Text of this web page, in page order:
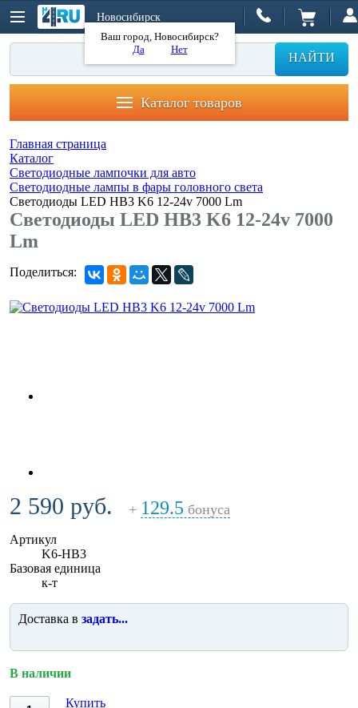
Новосибирск
Ваш город, Новосибирск?
Да
Нет
НАЙТИ
Каталог товаров
Главная страница
Каталог
Светодиодные лампочки для авто
Светодиодные лампы в фары головного света
Светодиоды LED HB3 K6 12-24v 7000 Lm
Светодиоды LED HB3 K6 12-24v 7000
Lm
Поделиться:
2 590 руб. + 129.5 бонуса
Артикул
K6-HB3
Базовая единица
к-т
Доставка в задать...
В наличии
Купить